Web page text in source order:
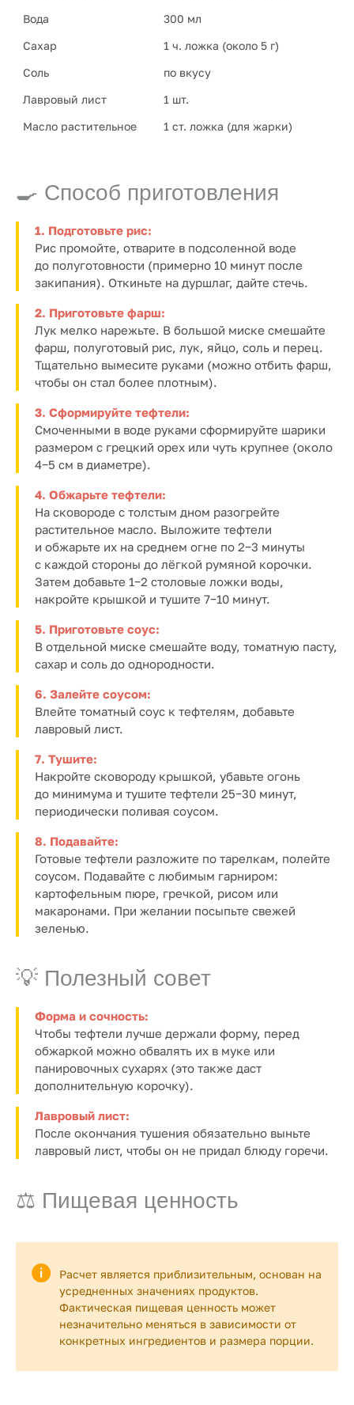
Вода
300 мл
Сахар
1 ч. ложка (около 5 г)
Соль
по вкусу
Лавровый лист
1 шт.
Масло растительное
1 ст. ложка (для жарки)
🍳 Способ приготовления
1. Подготовьте рис:
Рис промойте, отварите в подсоленной воде
до полуготовности (примерно 10 минут после
закипания). Откиньте на дуршлаг, дайте стечь.
2. Приготовьте фарш:
Лук мелко нарежьте. В большой миске смешайте
фарш, полуготовый рис, лук, яйцо, соль и перец.
Тщательно вымесите руками (можно отбить фарш,
чтобы он стал более плотным).
3. Сформируйте тефтели:
Смоченными в воде руками сформируйте шарики
размером с грецкий орех или чуть крупнее (около
4−5 см в диаметре).
4. Обжарьте тефтели:
На сковороде с толстым дном разогрейте
растительное масло. Выложите тефтели
и обжарьте их на среднем огне по 2−3 минуты
с каждой стороны до лёгкой румяной корочки.
Затем добавьте 1−2 столовые ложки воды,
накройте крышкой и тушите 7−10 минут.
5. Приготовьте соус:
В отдельной миске смешайте воду, томатную пасту,
сахар и соль до однородности.
6. Залейте соусом:
Влейте томатный соус к тефтелям, добавьте
лавровый лист.
7. Тушите:
Накройте сковороду крышкой, убавьте огонь
до минимума и тушите тефтели 25−30 минут,
периодически поливая соусом.
8. Подавайте:
Готовые тефтели разложите по тарелкам, полейте
соусом. Подавайте с любимым гарниром:
картофельным пюре, гречкой, рисом или
макаронами. При желании посыпьте свежей
зеленью.
💡 Полезный совет
Форма и сочность:
Чтобы тефтели лучше держали форму, перед
обжаркой можно обвалять их в муке или
панировочных сухарях (это также даст
дополнительную корочку).
Лавровый лист:
После окончания тушения обязательно выньте
лавровый лист, чтобы он не придал блюду горечи.
⚖️ Пищевая ценность
Расчет является приблизительным, основан на
усредненных значениях продуктов.
Фактическая пищевая ценность может
незначительно меняться в зависимости от
конкретных ингредиентов и размера порции.